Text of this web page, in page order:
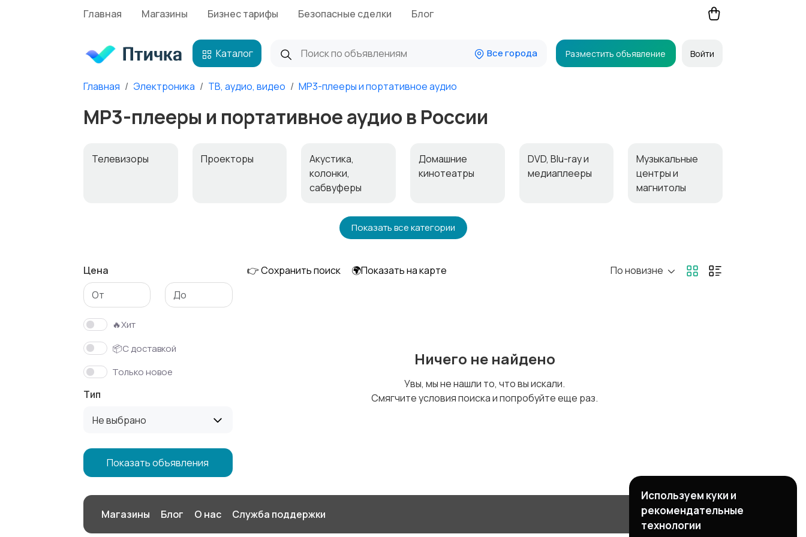
Главная Магазины Бизнес тарифы Безопасные сделки Блог
Каталог Все города Разместить объявление Войти
Главная Электроника ТВ, аудио, видео MP3-плееры и портативное аудио
MP3-плееры и портативное аудио в России
Телевизоры Проекторы
Акустика,
колонки,
сабвуферы
Домашние
кинотеатры
DVD, Blu-ray и
медиаплееры
Музыкальные
центры и
магнитолы
Спутниковое и
цифровое ТВ
Аудиоусилители
и ресиверы
Аксессуары
Показать все категории
Цена
🔥Хит
📦С доставкой
Только новое
Тип
Не выбрано
Показать объявления
👉 Сохранить поиск 🌍Показать на карте По новизне
Ничего не найдено
Увы, мы не нашли то, что вы искали.
Смягчите условия поиска и попробуйте еще раз.
Магазины Блог О нас Служба поддержки
Используем куки и
рекомендательные
технологии